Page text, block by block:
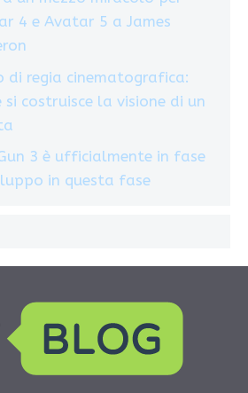
4 e Avatar 5 a James
di regia cinematografica:
si costruisce la visione di un
3 è ufficialmente in fase
in questa fase